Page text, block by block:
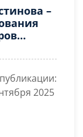
–
2025